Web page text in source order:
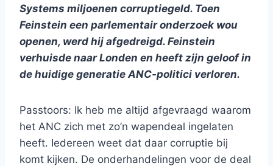
Systems miljoenen corruptiegeld. Toen
Feinstein een parlementair onderzoek wou
openen, werd hij afgedreigd. Feinstein
verhuisde naar Londen en heeft zijn geloof in
de huidige generatie ANC-politici verloren.
Passtoors: Ik heb me altijd afgevraagd waarom
het ANC zich met zo’n wapendeal ingelaten
heeft. Iedereen weet dat daar corruptie bij
komt kijken. De onderhandelingen voor de deal